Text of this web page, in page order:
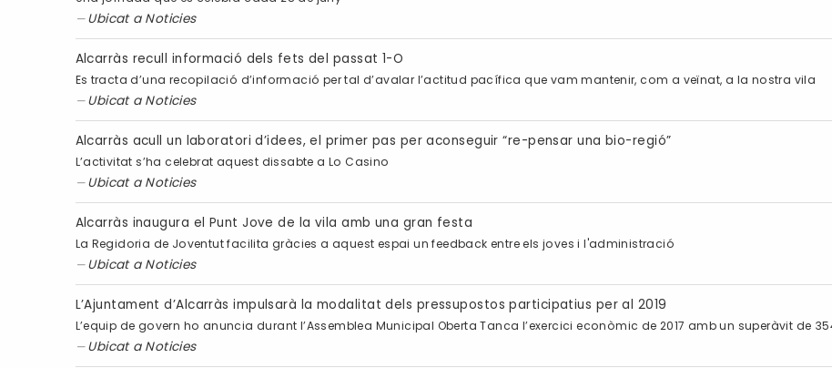
Ubicat a Noticies
Alcarràs recull informació dels fets del passat 1-O
Es tracta d’una recopilació d’informació per tal d’avalar l’actitud pacífica que vam mantenir, com a veïnat, a la nostra vila
Ubicat a Noticies
Alcarràs acull un laboratori d’idees, el primer pas per aconseguir “re-pensar una bio-regió”
L’activitat s’ha celebrat aquest dissabte a Lo Casino
Ubicat a Noticies
Alcarràs inaugura el Punt Jove de la vila amb una gran festa
La Regidoria de Joventut facilita gràcies a aquest espai un feedback entre els joves i l'administració
Ubicat a Noticies
L’Ajuntament d’Alcarràs impulsarà la modalitat dels pressupostos participatius per al 2019
L’equip de govern ho anuncia durant l’Assemblea Municipal Oberta Tanca l’exercici econòmic de 2017 amb un superàvit de
Ubicat a Noticies